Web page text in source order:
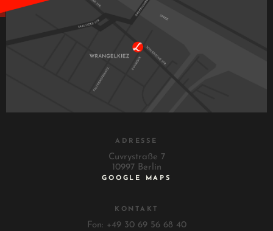
ADRESSE
Cuvrystraße 7
10997 Berlin
GOOGLE MAPS
KONTAKT
Fon: +49 30 69 56 68 40